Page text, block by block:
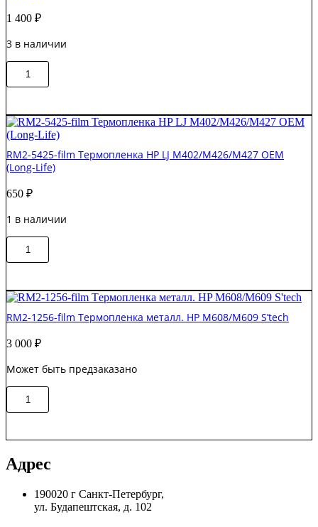
1 400 ₽
3 в наличии
Количество
товара
6405-
Film
Термопленка
HP
P2050/P2055/M401
RM2-5425-film Термопленка HP LJ M402/M426/M427 OEM
(Long-Life)
650 ₽
1 в наличии
Количество
товара
film
Термопленка
HP
M402/M426/M427
(Long-
RM2-1256-film Tермопленка металл. HP M608/M609 S’tech
3 000 ₽
Может быть предзаказано
Количество
товара
film
Tермопленка
металл.
M608/M609
Адрес
190020 г Санкт-Петербург,
ул. Будапештская, д. 102